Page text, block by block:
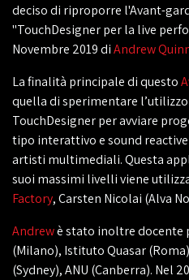
deciso di riproporre l'Avant-
"TouchDesigner per la live
Novembre 2019 diAndrew
La finalità principale di questo
quella di sperimentare
TouchDesigner per avviare
tipo interattivo e sound
artisti multimediali. Questa
suoi massimi livelli viene
Factory, Carsten Nicolai (Alva
Andrewè stato inoltre docente
(Milano), Istituto Quasar
(Sydney), ANU (Canberra). Nel